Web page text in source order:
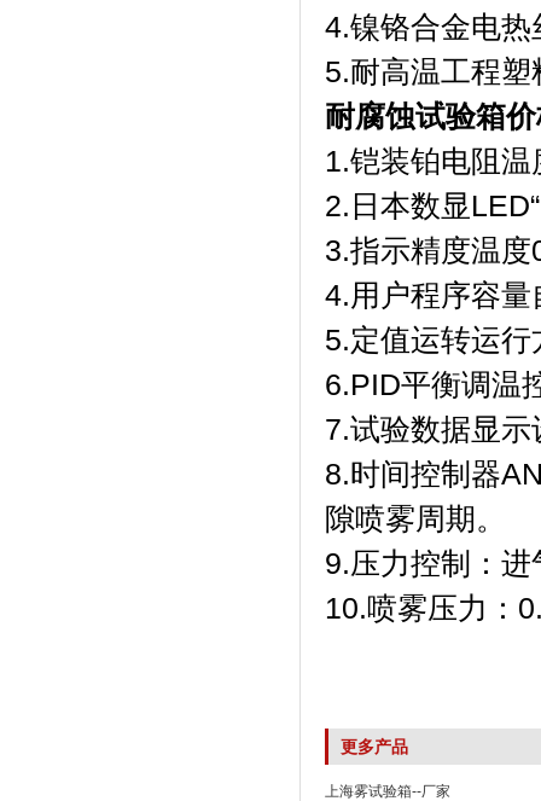
4.镍铬合金电热丝
5.耐高温工程塑
耐腐蚀试验箱
1.铠装铂电阻温
2.日本数显
3.指示精度温度
4.用户程序容量自
5.定值运转运行方
6.PID平衡调温
7.试验数据显示设
8.时间控制器
隙喷雾周期。
9.压力控制：
10.喷雾压力
更多产品
上海雾试验箱--厂家